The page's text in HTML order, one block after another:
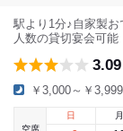
駅より1分♪自家製
人数の貸切宴会可能
3.09
￥3,000～￥3,999
空席
日
月